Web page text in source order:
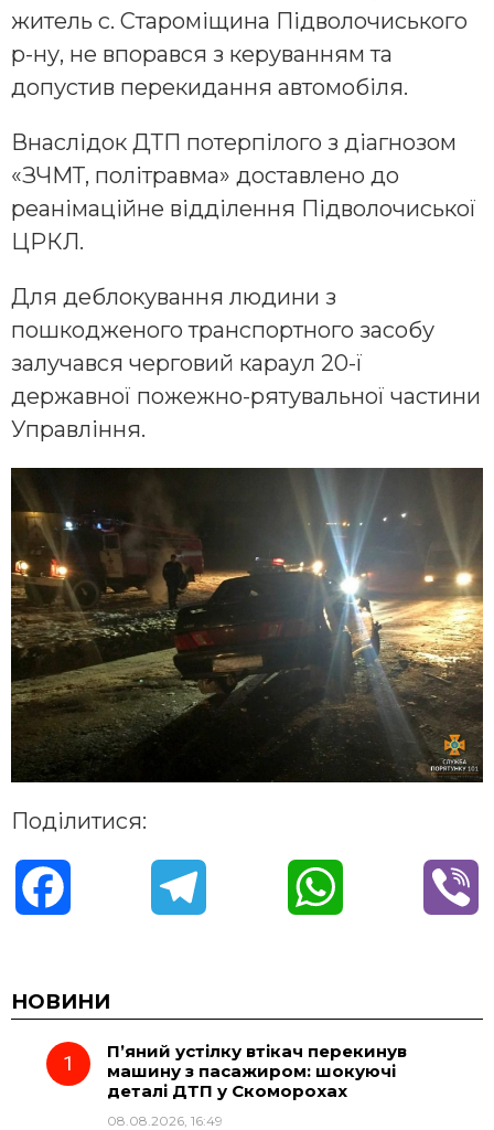
житель с. Староміщина Підволочиського
р-ну, не впорався з керуванням та
допустив перекидання автомобіля.
Внаслідок ДТП потерпілого з діагнозом
«ЗЧМТ, політравма» доставлено до
реанімаційне відділення Підволочиської
ЦРКЛ.
Для деблокування людини з
пошкодженого транспортного засобу
залучався черговий караул 20-ї
державної пожежно-рятувальної частини
Управління.
Поділитися:
c
e e
g
t
НОВИНИ
П’яний устілку втікач перекинув
машину з пасажиром: шокуючі
деталі ДТП у Скоморохах
08.08.2026, 16:49